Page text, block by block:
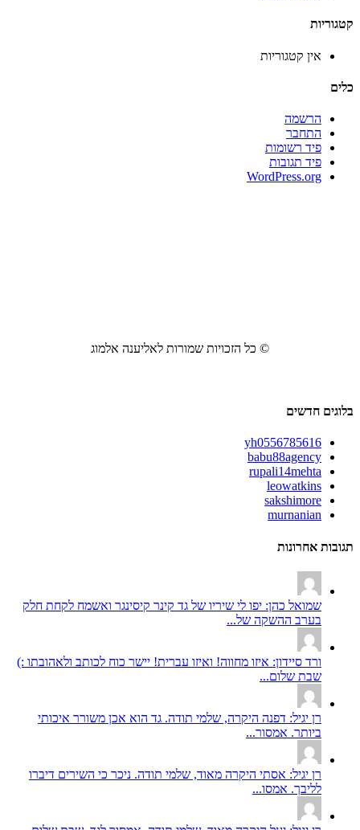
קטגוריות
אין קטגוריות
כלים
הרשמה
התחבר
פיד רשומות
פיד תגובות
WordPress.org
© כל הזכויות שמורות לאליענה אלמוג
בלוגים חדשים
yh0556785616
babu88agency
rupali14mehta
leowatkins
sakshimore
murnanian
תגובות אחרונות
שמואל כהן: יפו לי שיריו של גד קינר קיסינגר ואשמח לקחת חלק
בערב ההשקה של...
ורד סיידון: איזו מחווה! ואיזו עברית! יישר כוח לכותב ולאהובתו :)
שבת שלום...
רן יגיל: דפנה היקרה, שלמי תודה. גד הוא אכן משורר איכותי
ביותר. אמסור...
רן יגיל: אסתי היקרה מאוד, שלמי תודה. ניכר כי השירים דיברו
לליבך. אמסו...